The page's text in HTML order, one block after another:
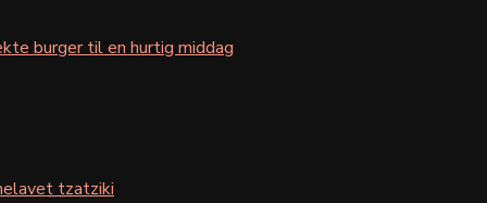
burger til en hurtig middag
tzatziki